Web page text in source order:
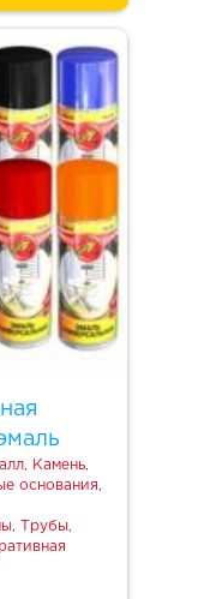
Камень,
основания,
Трубы,